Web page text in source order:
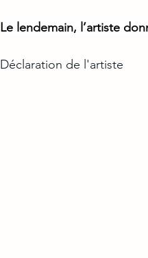
Le lendemain, l’artiste
Déclaration de l'artiste